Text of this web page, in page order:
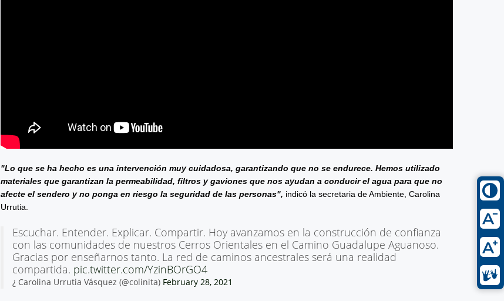
"Lo que se ha hecho es una intervención muy cuidadosa, garantizando que no se endurece. Hemos utilizado
materiales que garantizan la permeabilidad, filtros y gaviones que nos ayudan a conducir el agua para que no
afecte el sendero y no ponga en riesgo la seguridad de las personas", indicó la secretaria de Ambiente, Carolina
Urrutia.
Escuchar. Entender. Explicar. Compartir. Hoy avanzamos en la construcción de confianza
con las comunidades de nuestros Cerros Orientales en el Camino Guadalupe Aguanoso.
Gracias por enseñarnos tanto. La red de caminos ancestrales será una realidad
compartida. pic.twitter.com/YzinBOrGO4
¿ Carolina Urrutia Vásquez (@colinita) February 28, 2021